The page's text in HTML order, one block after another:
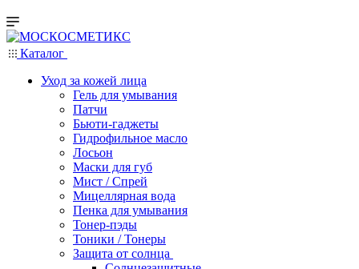
Каталог
Уход за кожей лица
Гель для умывания
Патчи
Бьюти-гаджеты
Гидрофильное масло
Лосьон
Маски для губ
Мист / Спрей
Мицеллярная вода
Пенка для умывания
Тонер-пэды
Тоники / Тонеры
Защита от солнца